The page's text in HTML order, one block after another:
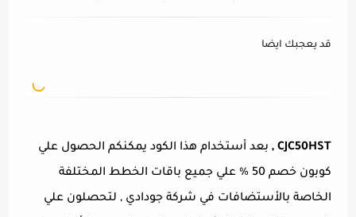
قد يعجبك ايضا
CJC50HST ,
بعد أستخدام هذا الكود يمكنكم الحصول علي
كوبون خصم 50 % علي جميع باقات الخطط المختلفة
الخاصة بالأستضافات في شركة جودادي , لتحصلون علي